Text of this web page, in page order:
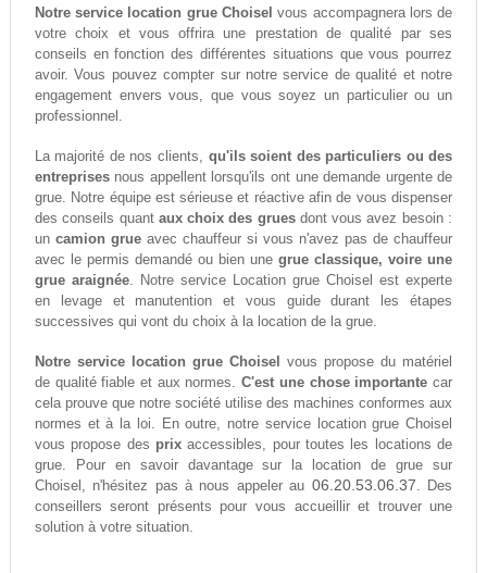
Notre service location grue Choisel vous accompagnera lors de
votre choix et vous offrira une prestation de qualité par ses
conseils en fonction des différentes situations que vous pourrez
avoir. Vous pouvez compter sur notre service de qualité et notre
engagement envers vous, que vous soyez un particulier ou un
professionnel.
La majorité de nos clients, qu'ils soient des particuliers ou des
entreprisesnous appellent lorsqu'ils ont une demande urgente de
grue. Notre équipe est sérieuse et réactive afin de vous dispenser
des conseils quant aux choix des gruesdont vous avez besoin :
un camion grueavec chauffeur si vous n'avez pas de chauffeur
avec le permis demandé ou bien unegrue classique, voire une
grue araignée. Notre service Location grue Choisel est experte
en levage et manutention et vous guide durant les étapes
successives qui vont du choix à la location de la grue.
Notre service location grue Choisel
vous propose du matériel
de qualité fiable et aux normes.C'est une chose importante car
cela prouve que notre société utilise des machines conformes aux
normes et à la loi. En outre, notre service location grue Choisel
vous propose des prixaccessibles, pour toutes les locations de
grue. Pour en savoir davantage sur la location de grue sur
Choisel, n'hésitez pas à nous appeler au 06.20.53.06.37. Des
conseillers seront présents pour vous accueillir et trouver une
solution à votre situation.